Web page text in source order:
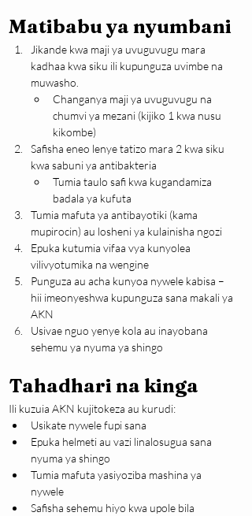
Matibabu ya nyumbani
Jikande kwa maji ya uvuguvugu mara
kadhaa kwa siku ili kupunguza uvimbe na
muwasho.
Changanya maji ya uvuguvugu na
chumvi ya mezani (kijiko 1 kwa nusu
kikombe)
Safisha eneo lenye tatizo mara 2 kwa siku
kwa sabuni ya antibakteria
Tumia taulo safi kwa kugandamiza
badala ya kufuta
Tumia mafuta ya antibayotiki (kama
mupirocin) au losheni ya kulainisha ngozi
Epuka kutumia vifaa vya kunyolea
vilivyotumika na wengine
Punguza au acha kunyoa nywele kabisa –
hii imeonyeshwa kupunguza sana makali ya
AKN
Usivae nguo yenye kola au inayobana
sehemu ya nyuma ya shingo
Tahadhari na kinga
Ili kuzuia AKN kujitokeza au kurudi:
Usikate nywele fupi sana
Epuka helmeti au vazi linalosugua sana
nyuma ya shingo
Tumia mafuta yasiyoziba mashina ya
nywele
Safisha sehemu hiyo kwa upole bila